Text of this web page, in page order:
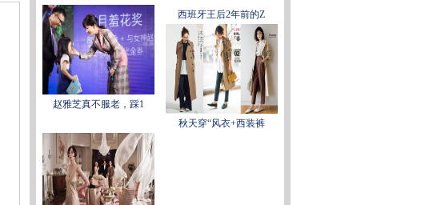
赵雅芝真不服老，踩1
西班牙王后2年前的Z
秋天穿“风衣+西装裤